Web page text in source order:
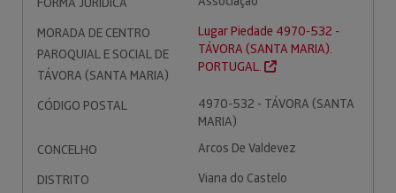
MORADA DE CENTRO
PAROQUIAL E SOCIAL DE
TÁVORA (SANTA MARIA)
Lugar Piedade 4970-532 -
TÁVORA (SANTA MARIA).
PORTUGAL.
CÓDIGO POSTAL
4970-532 - TÁVORA (SANTA
MARIA)
CONCELHO
Arcos De Valdevez
DISTRITO
Viana do Castelo